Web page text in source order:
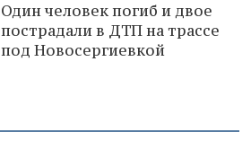
Один человек погиб и двое
пострадали в ДТП на трассе
под Новосергиевкой